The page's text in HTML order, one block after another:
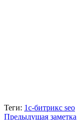
Теги: 1с-битрикс seo
Предыдущая заметка